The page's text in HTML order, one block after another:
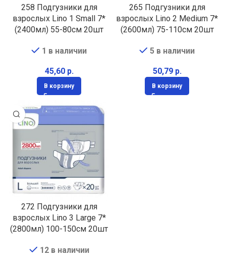
258 Подгузники для
взрослых Lino 1 Small 7*
(2400мл) 55-80см 20шт
1 в наличии
р.
В корзину
265 Подгузники для
взрослых Lino 2 Medium 7*
(2600мл) 75-110см 20шт
5 в наличии
р.
В корзину
272 Подгузники для
взрослых Lino 3 Large 7*
(2800мл) 100-150см 20шт
12 в наличии